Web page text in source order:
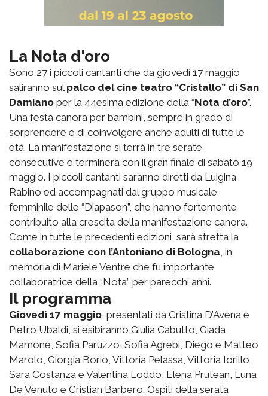
La Nota d'oro
Sono 27 i piccoli cantanti che da giovedì 17 maggio
saliranno sul palco del cine teatro “Cristallo” di San
Damiano per la 44esima edizione della “Nota d’oro”.
Una festa canora per bambini, sempre in grado di
sorprendere e di coinvolgere anche adulti di tutte le
età. La manifestazione si terrà in tre serate
consecutive e terminerà con il gran finale di sabato 19
maggio. I piccoli cantanti saranno diretti da Luigina
Rabino ed accompagnati dal gruppo musicale
femminile delle “Diapason”, che hanno fortemente
contribuito alla crescita della manifestazione canora.
Come in tutte le precedenti edizioni, sarà stretta la
collaborazione con l’Antoniano di Bologna , in
memoria di Mariele Ventre che fu importante
collaboratrice della “Nota” per parecchi anni.
Il programma
Giovedì 17 maggio , presentati da Cristina D’Avena e
Pietro Ubaldi, si esibiranno Giulia Cabutto, Giada
Mamone, Sofia Paruzzo, Sofia Agrebi, Diego e Matteo
Marolo, Giorgia Borio, Vittoria Pelassa, Vittoria Iorillo,
Sara Costanza e Valentina Loddo, Elena Prutean, Luna
De Venuto e Cristian Barbero. Ospiti della serata